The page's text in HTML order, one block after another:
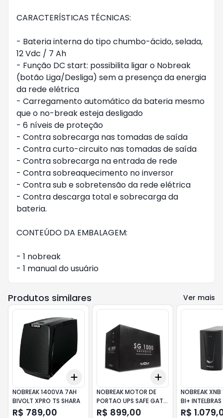
CARACTERÍSTICAS TÉCNICAS:
- Bateria interna do tipo chumbo-ácido, selada,
12 Vdc / 7 Ah
- Função DC start: possibilita ligar o Nobreak
(botão Liga/Desliga) sem a presença da energia
da rede elétrica
- Carregamento automático da bateria mesmo
que o no-break esteja desligado
- 6 níveis de proteção
- Contra sobrecarga nas tomadas de saída
- Contra curto-circuito nas tomadas de saída
- Contra sobrecarga na entrada de rede
- Contra sobreaquecimento no inversor
- Contra sub e sobretensão da rede elétrica
- Contra descarga total e sobrecarga da
bateria.
CONTEÚDO DA EMBALAGEM:
- 1 nobreak
- 1 manual do usuário
Produtos similares Ver mais
Add
NOBREAK 1400VA 7AH
BIVOLT XPRO TS SHARA
R$ 789,00
Add
NOBREAK MOTOR DE
PORTAO UPS SAFE GATE
SG1000 - PRJ1354 MCM
R$ 899,00
NOBREAK
BI+ INTELBRAS
R$